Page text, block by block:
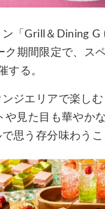
「Grill＆Dining
ク期間限定で、ス
する。
ジエリアで楽し
や見た目も華やか
思う存分味わうこ